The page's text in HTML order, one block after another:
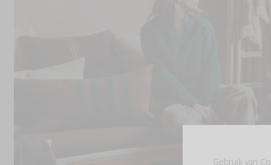
Gebruik van